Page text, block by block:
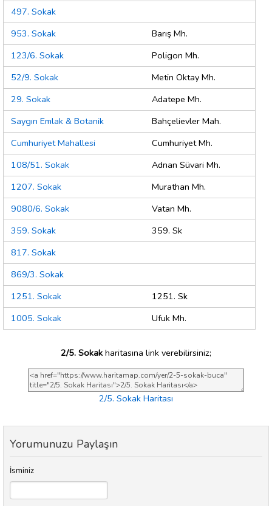
497. Sokak
953. Sokak
Barış Mh.
123/6. Sokak
Poligon Mh.
52/9. Sokak
Metin Oktay Mh.
29. Sokak
Adatepe Mh.
Saygın Emlak & Botanik
Bahçelievler Mah.
Cumhuriyet Mahallesi
Cumhuriyet Mh.
108/51. Sokak
Adnan Süvari Mh.
1207. Sokak
Murathan Mh.
9080/6. Sokak
Vatan Mh.
359. Sokak
359. Sk
817. Sokak
869/3. Sokak
1251. Sokak
1251. Sk
1005. Sokak
Ufuk Mh.
2/5. Sokak haritasına link verebilirsiniz;
2/5. Sokak Haritası
Yorumunuzu Paylaşın
İsminiz